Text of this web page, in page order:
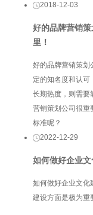
2018-12-03
好的品牌营销
里！
好的品牌营销策划
定的知名度和认可
长期热度，则需要
营销策划公司很重
标准呢？
2022-12-29
如何做好企业
如何做好企业文化
建设方面是极为重